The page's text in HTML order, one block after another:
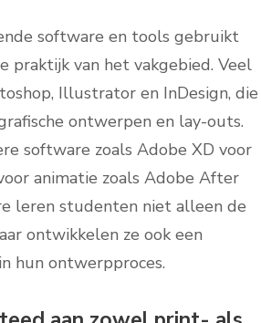
software en tools gebruikt
van het vakgebied. Veel
Illustrator en InDesign, die
ontwerpen en lay-outs.
software zoals Adobe XD voor
animatie zoals Adobe After
leren studenten niet alleen de
ontwikkelen ze ook een
hun ontwerpproces.